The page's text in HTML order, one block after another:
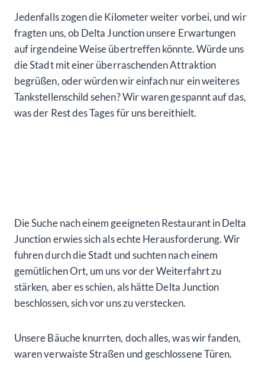
Jedenfalls zogen die Kilometer weiter vorbei, und wir
fragten uns, ob Delta Junction unsere Erwartungen
auf irgendeine Weise übertreffen könnte. Würde uns
die Stadt mit einer überraschenden Attraktion
begrüßen, oder würden wir einfach nur ein weiteres
Tankstellenschild sehen? Wir waren gespannt auf das,
was der Rest des Tages für uns bereithielt.
Die Suche nach einem geeigneten Restaurant in Delta
Junction erwies sich als echte Herausforderung. Wir
fuhren durch die Stadt und suchten nach einem
gemütlichen Ort, um uns vor der Weiterfahrt zu
stärken, aber es schien, als hätte Delta Junction
beschlossen, sich vor uns zu verstecken.
Unsere Bäuche knurrten, doch alles, was wir fanden,
waren verwaiste Straßen und geschlossene Türen.